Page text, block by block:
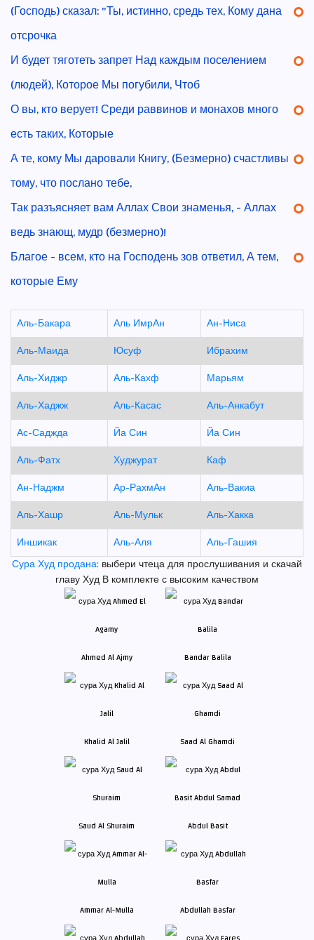
(Господь) сказал: "Ты, истинно, средь тех, Кому дана
отсрочка
И будет тяготеть запрет Над каждым поселением
(людей), Которое Мы погубили, Чтоб
О вы, кто верует! Среди раввинов и монахов много
есть таких, Которые
А те, кому Мы даровали Книгу, (Безмерно) счастливы
тому, что послано тебе,
Так разъясняет вам Аллах Свои знаменья, - Аллах
ведь знающ, мудр (безмерно)!
Благое - всем, кто на Господень зов ответил, А тем,
которые Ему
Аль-Бакара Аль ИмрАн
Ан-Ниса
Аль-Маида
Юсуф
Ибрахим
Аль-Хиджр
Аль-Кахф
Марьям
Аль-Хаджж
Аль-Касас
Аль-Анкабут
Ас-Саджда
Йа Син
Йа Син
Аль-Фатх
Худжурат
Каф
Ан-Наджм
Ар-РахмАн
Аль-Вакиа
Аль-Хашр
Аль-Мульк
Аль-Хакка
Иншикак
Аль-Аля
Аль-Гашия
Сура Худ продана: выбери чтеца для прослушивания и скачай
главу Худ В комплекте с высоким качеством
Ahmed Al Ajmy Bandar Balila
Khalid Al Jalil Saad Al Ghamdi
Saud Al Shuraim Abdul Basit
Ammar Al-Mulla Abdullah Basfar